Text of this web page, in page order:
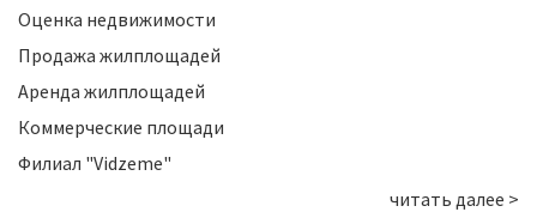
Оценка недвижимости
Продажа жилплощадей
Аренда жилплощадей
Коммерческие площади
Филиал "Vidzeme"
читать далее >